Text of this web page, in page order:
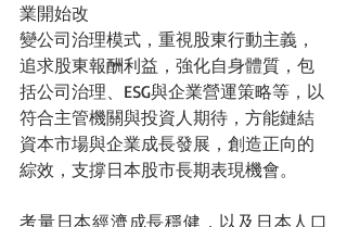
業開始改
變公司治理模式，重視股東行動主義，
追求股東報酬利益，強化自身體質，包
括公司治理、ESG與企業營運策略等，以
符合主管機關與投資人期待，方能鏈結
資本市場與企業成長發展，創造正向的
綜效，支撐日本股市長期表現機會。
考量日本經濟成長穩健，以及日本人口